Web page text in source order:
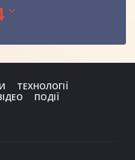
ТЕХНОЛОГІЇ
ПОДІЇ